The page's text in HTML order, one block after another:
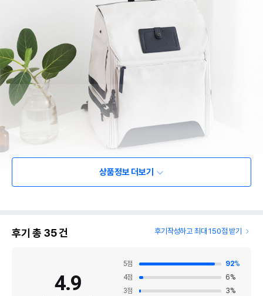
상품정보 더보기
후기 총 35건 후기작성하고 최대 150점 받기
4.9
5점 92%
4점 6%
3점 3%